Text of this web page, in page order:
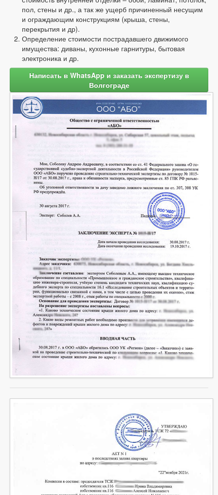
пол, стены и др., а так же ущерб причиненный несущим
и ограждающим конструкциям (крыша, стены,
перекрытия и др).
Определение стоимости пострадавшего движимого
имущества: диваны, кухонные гарнитуры, бытовая
электроника и др.
Написать в WhatsApp и заказать экспертизу в
Волгограде